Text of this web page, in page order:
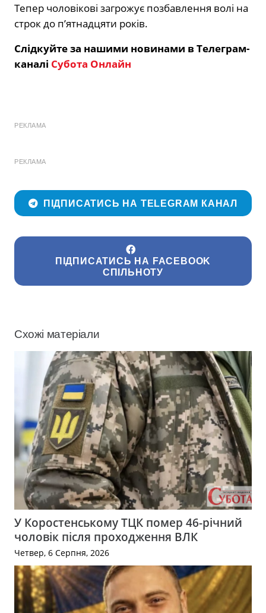
Тепер чоловікові загрожує позбавлення волі на
строк до п’ятнадцяти років.
Слідкуйте за нашими новинами в Телеграм-
каналі Субота Онлайн
РЕКЛАМА
РЕКЛАМА
ПІДПИСАТИСЬ НА TELEGRAM КАНАЛ
ПІДПИСАТИСЬ НА FACEBOOK
СПІЛЬНОТУ
Схожі матеріали
У Коростенському ТЦК помер 46-річний
чоловік після проходження ВЛК
Четвер, 6 Серпня, 2026